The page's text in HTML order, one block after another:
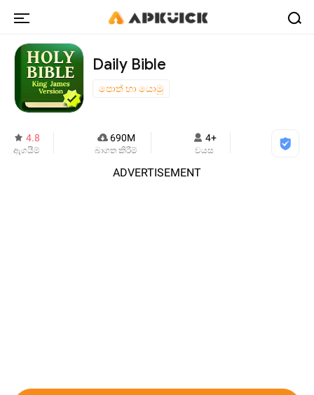
Daily Bible
පොත් හා යොමු
4.8
ඇගයීම්
690M
බාගත කිරීම්
4+
වයස
ADVERTISEMENT